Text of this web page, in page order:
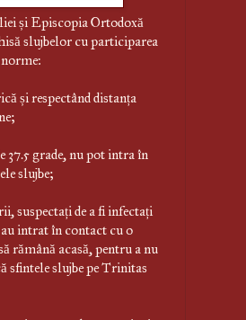
și Episcopia Ortodoxă
slujbelor cu participarea
și respectând distanța
37.5 grade, nu pot intra în
slujbe;
suspectați de a fi infectați
au intrat în contact cu o
rămână acasă, pentru a nu
sfintele slujbe pe Trinitas